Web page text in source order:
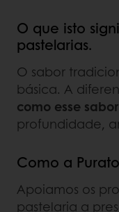
O que isto
pastelarias.
O sabor
básica. A
como esse
profundidade,
Como a
Apoiamos os
pastelaria a